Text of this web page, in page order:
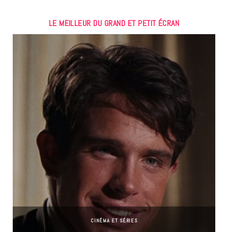
LE MEILLEUR DU GRAND ET PETIT ÉCRAN
CINÉMA ET SÉRIES